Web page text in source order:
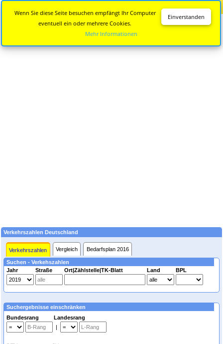
Verkehrszahlen Deutschland
Verkehrszahlen Vergleich Bedarfsplan 2016
Suchen - Verkehszahlen
Jahr
Straße Ort|Zählstelle|TK-Blatt Land BPL
Suchergebnisse einschränken
Bundesrang Landesrang
|
Einverstanden
Wenn Sie diese Seite besuchen empfängt Ihr Computer
eventuell ein oder mehrere Cookies.
Mehr Informationen